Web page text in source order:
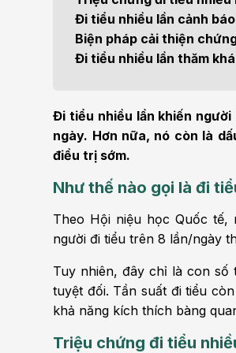
Thẩm mỹ
Nội Tiết
Đi tiểu nhiều lần cảnh
Biện pháp cải thiện
Đi tiểu nhiều lần thăm
Đi tiểu nhiều lần khiến
ngày. Hơn nữa, nó còn là
điều trị sớm.
Như thế nào gọi là đi
Theo Hội niệu học Quốc
người đi tiểu trên 8 lần/ngày
Tuy nhiên, đây chỉ là con số
tuyệt đối. Tần suất đi tiểu
khả năng kích thích bàng
Triệu chứng đi tiểu